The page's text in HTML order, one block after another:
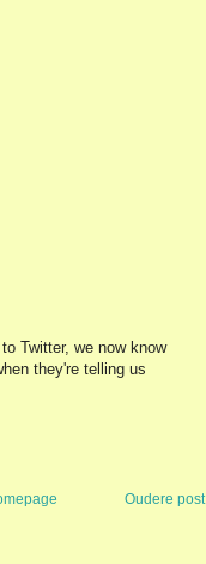
Twitter, we now know
they're telling us
Oudere post